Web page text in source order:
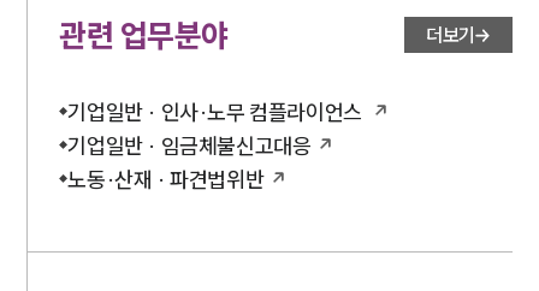
관련 업무분야 더보기
기업일반 · 인사·노무 컴플라이언스
기업일반 · 임금체불신고대응
노동·산재 · 파견법위반